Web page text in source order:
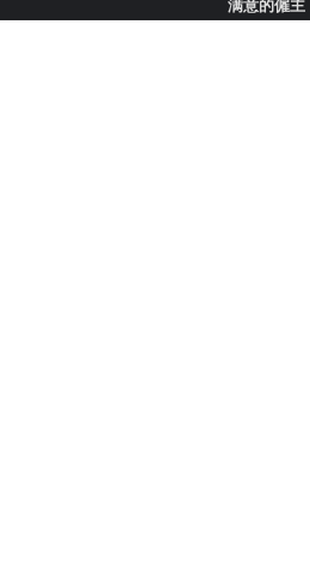
满意的僱主